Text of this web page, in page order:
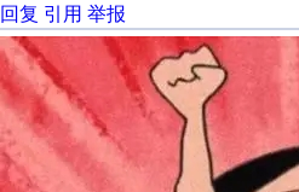
回复 引用 举报